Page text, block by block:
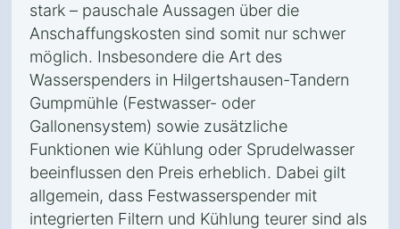
stark – pauschale Aussagen über die
Anschaffungskosten sind somit nur schwer
möglich. Insbesondere die Art des
Wasserspenders in Hilgertshausen-Tandern
Gumpmühle (Festwasser- oder
Gallonensystem) sowie zusätzliche
Funktionen wie Kühlung oder Sprudelwasser
beeinflussen den Preis erheblich. Dabei gilt
allgemein, dass Festwasserspender mit
integrierten Filtern und Kühlung teurer sind als